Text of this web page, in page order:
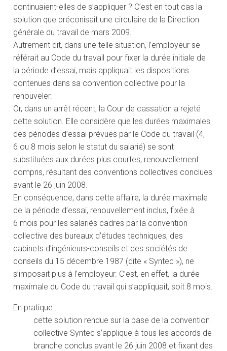
continuaient-elles de s’appliquer ? C’est en tout cas la
solution que préconisait une circulaire de la Direction
générale du travail de mars 2009.
Autrement dit, dans une telle situation, l’employeur se
référait au Code du travail pour fixer la durée initiale de
la période d’essai, mais appliquait les dispositions
contenues dans sa convention collective pour la
renouveler.
Or, dans un arrêt récent, la Cour de cassation a rejeté
cette solution. Elle considère que les durées maximales
des périodes d’essai prévues par le Code du travail (4,
6 ou 8 mois selon le statut du salarié) se sont
substituées aux durées plus courtes, renouvellement
compris, résultant des conventions collectives conclues
avant le 26 juin 2008.
En conséquence, dans cette affaire, la durée maximale
de la période d’essai, renouvellement inclus, fixée à
6 mois pour les salariés cadres par la convention
collective des bureaux d’études techniques, des
cabinets d’ingénieurs-conseils et des sociétés de
conseils du 15 décembre 1987 (dite « Syntec »), ne
s’imposait plus à l’employeur. C’est, en effet, la durée
maximale du Code du travail qui s’appliquait, soit 8 mois.
En pratique :
cette solution rendue sur la base de la convention
collective Syntec s’applique à tous les accords de
branche conclus avant le 26 juin 2008 et fixant des